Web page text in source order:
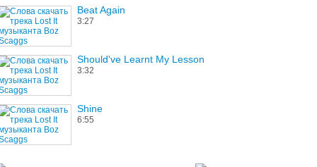
Beat Again
3:27
Should've Learnt My Lesson
3:32
Shine
6:55